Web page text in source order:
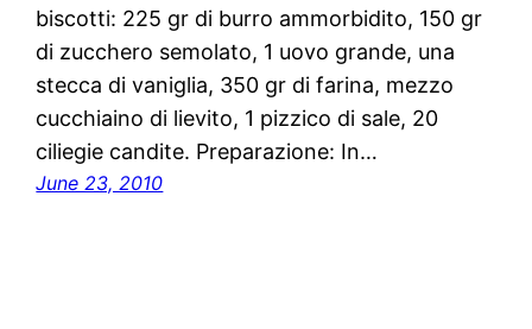
biscotti: 225 gr di burro ammorbidito, 150 gr
di zucchero semolato, 1 uovo grande, una
stecca di vaniglia, 350 gr di farina, mezzo
cucchiaino di lievito, 1 pizzico di sale, 20
ciliegie candite. Preparazione: In…
June 23, 2010